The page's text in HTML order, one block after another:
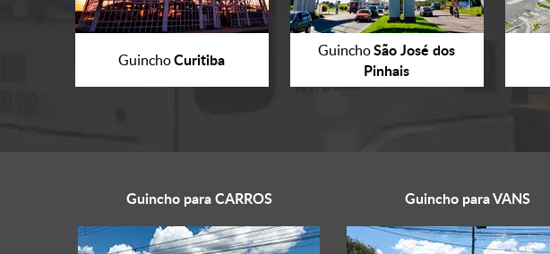
GuinchoCuritiba GuinchoSão José dos
Pinhais
Guincho paraCARROS Guincho paraVANS